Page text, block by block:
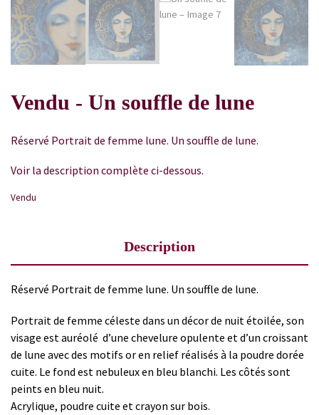
Vendu - Un souffle de lune
Réservé Portrait de femme lune. Un souffle de lune.
Voir la description complète ci-dessous.
Vendu
Description
Réservé Portrait de femme lune. Un souffle de lune.
Portrait de femme céleste dans un décor de nuit étoilée, son
visage est auréolé d’une chevelure opulente et d’un croissant
de lune avec des motifs or en relief réalisés à la poudre dorée
cuite. Le fond est nebuleux en bleu blanchi. Les côtés sont
peints en bleu nuit.
Acrylique, poudre cuite et crayon sur bois.